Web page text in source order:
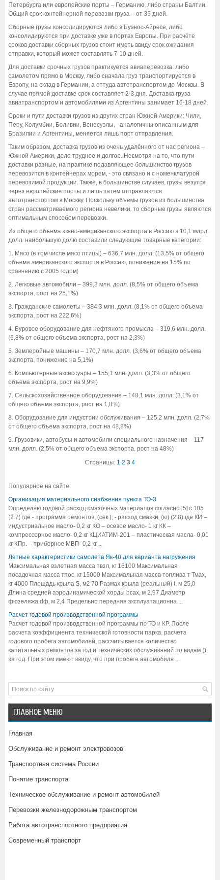
Петербурга или европейские порты – Германию, либо страны Балтии.
Общий срок контейнерной перевозки груза – от 35 дней.
Сборные грузы консолидируются либо в Буэнос-Айресе, либо
консолидируются при доставке уже в портах Европы. При расчёте
сроков доставки сборных грузов стоит иметь ввиду срок ожидания
отправки, который может составлять 7-10 дней.
Для доставки срочных грузов практикуется авиаперевозка: либо
самолетом прямо в Москву, либо сначала груз транспортируется в
Европу, на склад в Германии, а оттуда автотранспортом до Москвы. В
случае прямой доставке срок составляет 2-3 дня. Доставка груза
авиатранспортом и автомобилями из Аргентины занимает 16-18 дней.
Сроки и пути доставки грузов из других стран Южной Америки: Чили,
Перу, Колумбии, Боливии, Венесуэлы, - аналогичны описанным для
Бразилии и Аргентины, меняется лишь порт отправления.
Таким образом, доставка грузов из очень удалённого от нас региона –
Южной Америки, дело трудное и долгое. Несмотря на то, что пути
доставки разные, на практике подавляющее большинство грузов
перевозится в контейнерах морем, - это связано и с номенклатурой
перевозимой продукции. Также, в большинстве случаев, грузы везутся
через европейские порты и лишь затем отправляются
автотранспортом в Москву. Поскольку объёмы грузов из большинства
стран рассматриваемого региона невелики, то сборные грузы являются
оптимальным способом перевозки.
Из общего объема южно-американского экспорта в Россию в 10,1 млрд.
долл. наибольшую долю составили следующие товарные категории:
1. Мясо (в том числе мясо птицы) – 636,7 млн. долл. (13,5% от общего
объема американского экспорта в Россию, понижение на 15% по
сравнению с 2005 годом)
2. Легковые автомобили – 399,3 млн. долл. (8,5% от общего объема
экспорта, рост на 25,1%)
3. Гражданские самолеты – 384,3 млн. долл. (8,1% от общего объема
экспорта, рост на 222,6%)
4. Буровое оборудование для нефтяного промысла – 319,6 млн. долл.
(6,8% от общего объема экспорта, рост на 2,3%)
5. Землеройные машины – 170,7 млн. долл. (3,6% от общего объема
экспорта, понижение на 5,1%)
6. Компьютерные аксессуары – 155,1 млн. долл. (3,3% от общего
объема экспорта, рост на 9,9%)
7. Сельскохозяйственное оборудование – 148,1 млн. долл. (3,1% от
общего объема экспорта, рост на 1,8%)
8. Оборудование для индустрии обслуживания – 125,2 млн. долл. (2,7%
от общего объема экспорта, рост на 48,8%)
9. Грузовики, автобусы и автомобили специального назначения – 117
млн. долл. (2,5% от общего объема экспорта, рост на 48%)
Страницы: 1 2 3 4
Популярное на сайте:
Организация материального снабжения пункта ТО-3
Определяю годовой расход смазочных материалов согласно [5] с.105
(2.7) где - программа ремонтов, (сек.); - расход смазки, (кг) (2.8) где КИ –
индустриальное масло- 0,2 кг КО – осевое масло- 1 кг КК –
компрессорное масло- 0,2 кг КЦИАТИМ-201 – пластическая масла- 0,01
кг КПр. – приборное МВП- 0,2 кг ...
Летные характеристики самолета Як-40 для варианта нагружения
Максимальная взлетная масса твзл, кг 16100 Максимальная
посадочная масса тпос, кг 15000 Максимальная масса топлива т Тмах,
кг 4000 Площадь крыла S, м2 70 Размах крыла (реальный) l, м 25,0
Длина средней аэродинамической хорды bсах, м 2,97 Диаметр
фюзеляжа dф, м 2,4 Предельно передняя эксплуатационна ...
Расчет годовой производственной программы
Расчет годовой производственной программы по ТО и КР. После
расчета коэффициента технической готовности парка, расчета
годового пробега автомобилей, рассчитывается количество
капитальных ремонтов за год и технических обслуживаний по видам ()
за год. При этом имеют ввиду, что при пробеге автомобиля ...
ГЛАВНОЕ МЕНЮ
Главная
Обслуживание и ремонт электровозов
Транспортная система России
Понятие транспорта
Техническое обслуживание и ремонт автомобилей
Перевозки железнодорожным транспортом
Работа автотранспортного предприятия
Современный транспорт